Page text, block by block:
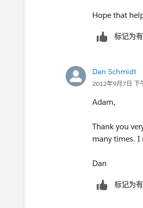
Hope that
标记为
Dan Schmidt
2012年9月7日 下
Adam,
Thank you
many times. I
Dan
标记为